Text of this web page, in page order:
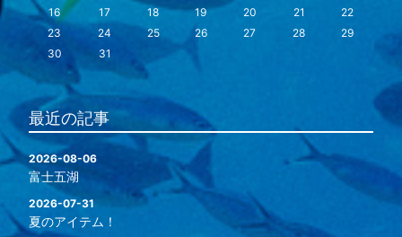
16
17 18 19 20 21
22
23
24 25 26 27 28
29
30
31
最近の記事
2026-08-06
富士五湖
2026-07-31
夏のアイテム！